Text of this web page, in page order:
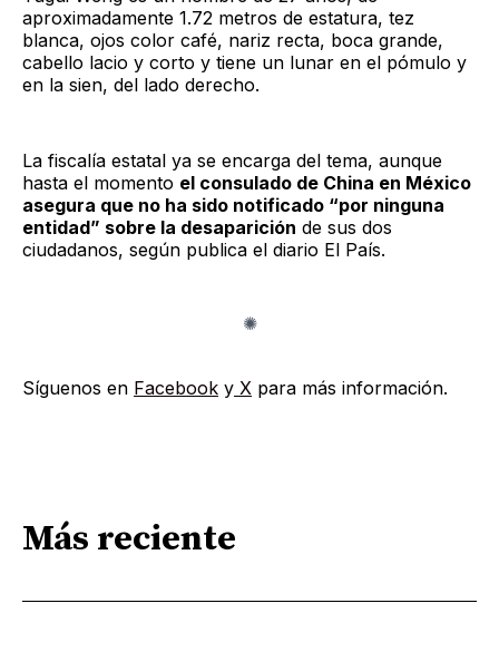
aproximadamente 1.72 metros de estatura, tez
blanca, ojos color café, nariz recta, boca grande,
cabello lacio y corto y tiene un lunar en el pómulo y
en la sien, del lado derecho.
La fiscalía estatal ya se encarga del tema, aunque
hasta el momento el consulado de China en México
asegura que no ha sido notificado “por ninguna
entidad” sobre la desaparición de sus dos
ciudadanos, según publica el diario El País.
Síguenos en Facebook y X para más información.
Más reciente